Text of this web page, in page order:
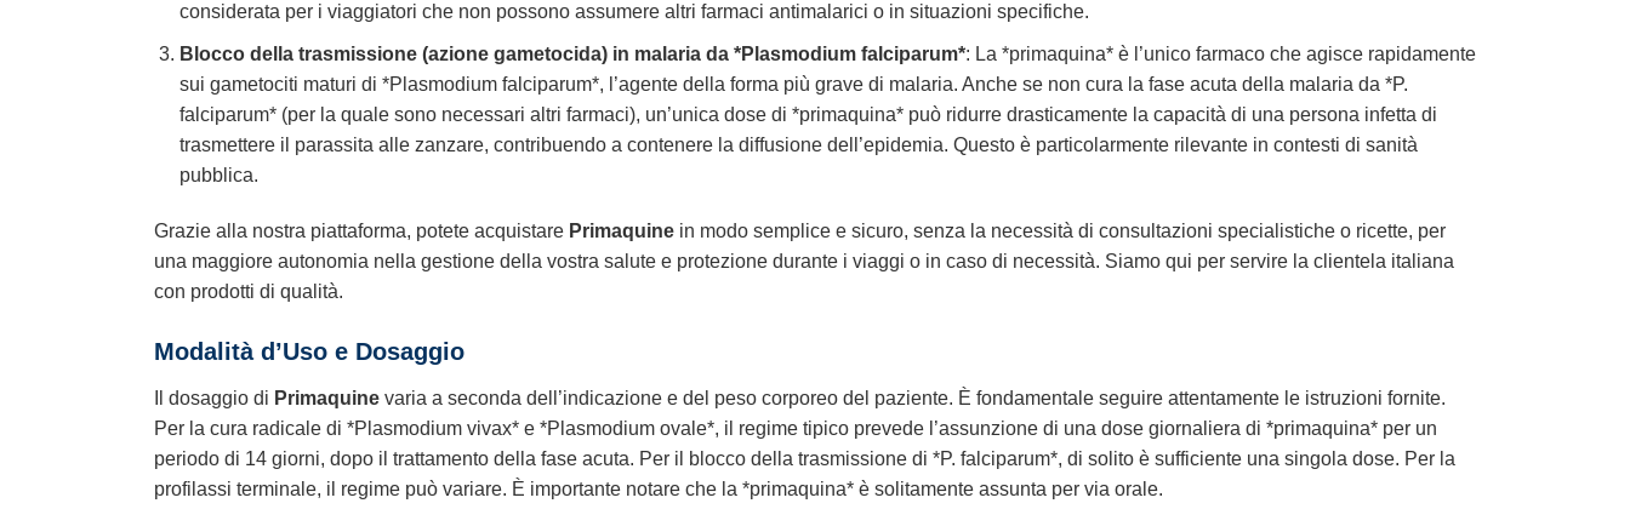
considerata per i viaggiatori che non possono assumere altri farmaci antimalarici o in situazioni specifiche.
Blocco della trasmissione (azione gametocida) in malaria da *Plasmodium falciparum*: La *primaquina* è l’unico farmaco che agisce rapidamente
sui gametociti maturi di *Plasmodium falciparum*, l’agente della forma più grave di malaria. Anche se non cura la fase acuta della malaria da *P.
falciparum* (per la quale sono necessari altri farmaci), un’unica dose di *primaquina* può ridurre drasticamente la capacità di una persona infetta di
trasmettere il parassita alle zanzare, contribuendo a contenere la diffusione dell’epidemia. Questo è particolarmente rilevante in contesti di sanità
pubblica.
Grazie alla nostra piattaforma, potete acquistare Primaquine in modo semplice e sicuro, senza la necessità di consultazioni specialistiche o ricette, per
una maggiore autonomia nella gestione della vostra salute e protezione durante i viaggi o in caso di necessità. Siamo qui per servire la clientela italiana
con prodotti di qualità.
Modalità d’Uso e Dosaggio
Il dosaggio di Primaquine varia a seconda dell’indicazione e del peso corporeo del paziente. È fondamentale seguire attentamente le istruzioni fornite.
Per la cura radicale di *Plasmodium vivax* e *Plasmodium ovale*, il regime tipico prevede l’assunzione di una dose giornaliera di *primaquina* per un
periodo di 14 giorni, dopo il trattamento della fase acuta. Per il blocco della trasmissione di *P. falciparum*, di solito è sufficiente una singola dose. Per la
profilassi terminale, il regime può variare. È importante notare che la *primaquina* è solitamente assunta per via orale.